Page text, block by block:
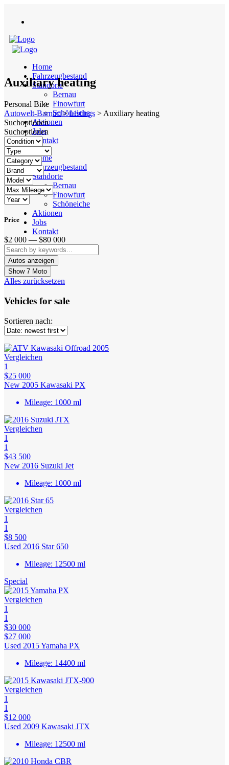
Home
Fahrzeugbestand
Standorte
Bernau
Finowfurt
Schöneiche
Aktionen
Jobs
Kontakt
Home
Fahrzeugbestand
Standorte
Bernau
Finowfurt
Schöneiche
Aktionen
Jobs
Kontakt
Auxiliary heating
Personal Bike
Autowelt-Barnim>Listings > Auxiliary heating
Suchoptionen
Suchoptionen
Price
$2 000 — $80 000
Show 7 Moto
Alles zurücksetzen
Vehicles for sale
Sortieren nach:
Vergleichen
1
$25 000
New 2005 Kawasaki PX
Mileage: 1000 ml
Vergleichen
1
1
$43 500
New 2016 Suzuki Jet
Mileage: 1000 ml
Vergleichen
1
1
$8 500
Used 2016 Star 650
Mileage: 12500 ml
Special
Vergleichen
1
1
$30 000
$27 000
Used 2015 Yamaha PX
Mileage: 14400 ml
Vergleichen
1
1
$12 000
Used 2009 Kawasaki JTX
Mileage: 12500 ml